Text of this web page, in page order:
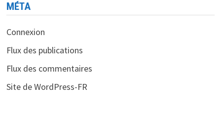
MÉTA
Connexion
Flux des publications
Flux des commentaires
Site de WordPress-FR